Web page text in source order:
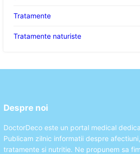
Tratamente
Tratamente naturiste
Despre noi
DoctorDeco este un portal medical
Publicam zilnic informatii despre
tratamente si nutritie. Ne propunem sa